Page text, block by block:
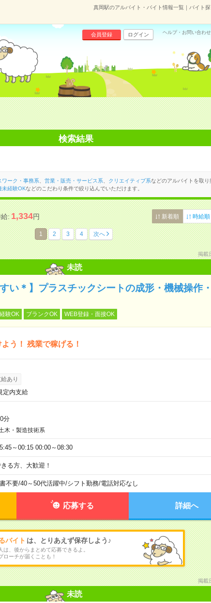
真岡駅のアルバイト・バイト情報一覧｜バイト
会員登録 ログイン ヘルプ・お問い合わせ
検索結果
ワーク・事務系 営業・販売・サービス系 クリエイティブ系などのアルバイトを取り
未経験OKなどのこだわり条件で絞り込んでいただけます。
:1,334円 新着順 時給順
1 2 3 4 次へ
掲載
未読
い＊】プラスチックシートの成形・機械操作
験OK ブランクOK WEB登録・面接OK
う！ 残業で稼げる！
あり
定内支給
分
木・製造技術系
～00:15 00:00～08:30
る方、大歓迎！
不要/40～50代活躍中/シフト勤務/電話対応なし
応募する 詳細へ
バイト は、とりあえず保存しよう♪
は、後からまとめて応募できるよ。
ローチが届くことも！
掲載
未読